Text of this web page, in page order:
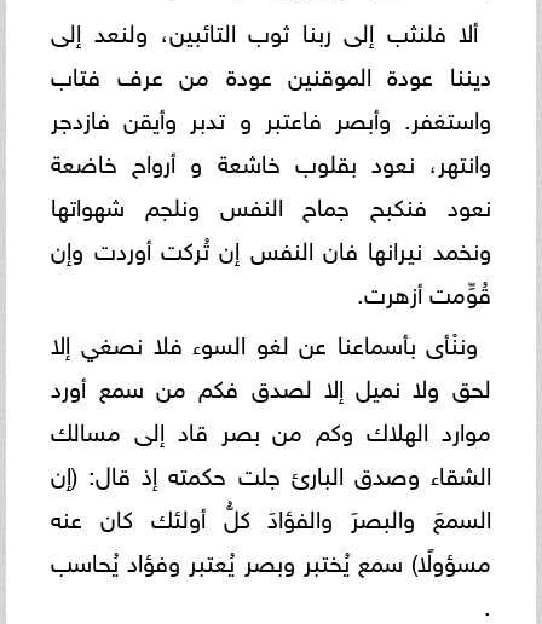
ألا فلنثب إلى ربنا ثوب التائبين، ولنعد إلى
ديننا عودة الموقنين عودة من عرف فتاب
واستغفر. وأبصر فاعتبر و تدبر وأيقن فازدجر
وانتهر، نعود بقلوب خاشعة و أرواح خاضعة
نعود فنكبح جماح النفس ونلجم شهواتها
ونخمد نيرانها فان النفس إن تُركت أوردت وإن
قُوِّمت أزهرت.
وننْأى بأسماعنا عن لغو السوء فلا نصغي إلا
لحق ولا نميل إلا لصدق فكم من سمع أورد
موارد الهلاك وكم من بصر قاد إلى مسالك
الشقاء وصدق البارئ جلت حكمته إذ قال: (إن
السمعَ والبصرَ والفؤادَ كلُّ أولئك كان عنه
مسؤولًا) سمع يُختبر وبصر يُعتبر وفؤاد يُحاسب
.